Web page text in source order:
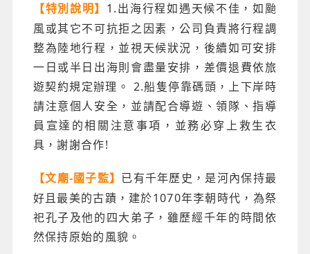
【特別說明】 1.出海行程如遇天候不佳，如颱
風或其它不可抗拒之因素，公司負責將行程調
整為陸地行程，並視天候狀況，後續如可安排
一日或半日出海則會盡量安排，差價退費依旅
遊契約規定辦理。 2.船隻停靠碼頭，上下岸時
請注意個人安全，並請配合導遊、領隊、指導
員宣達的相關注意事項，並務必穿上救生衣
具，謝謝合作!
【文廟-國子監】 已有千年歷史，是河內保持最
好且最美的古蹟，建於1070年李朝時代，為祭
祀孔子及他的四大弟子，雖歷經千年的時間依
然保持原始的風貌。